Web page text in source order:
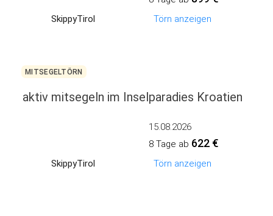
SkippyTirol Törn anzeigen
MITSEGELTÖRN
aktiv mitsegeln im Inselparadies Kroatien
SkippyTirol
15.08.2026
8 Tage ab 622 €
Törn anzeigen